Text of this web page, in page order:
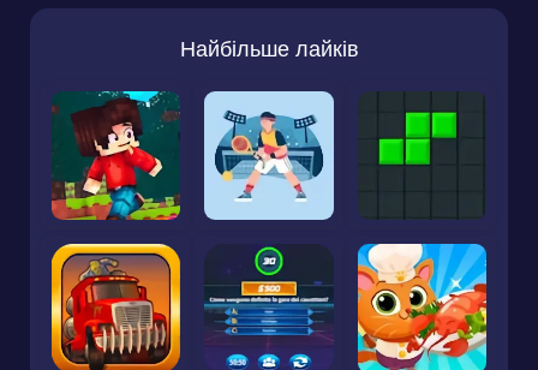
Найбільше лайків